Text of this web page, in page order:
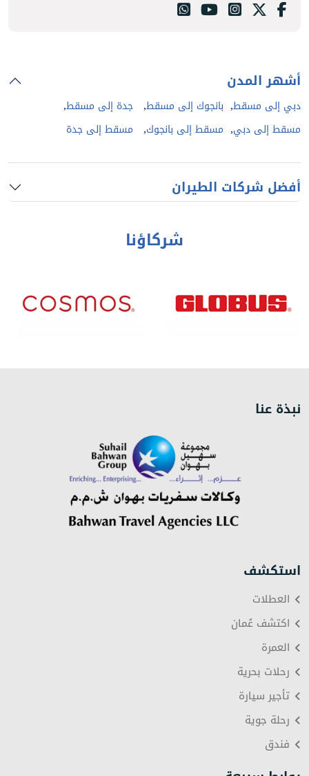
أشهر المدن
دبي إلى مسقط, بانجوك إلى مسقط, جدة إلى مسقط,
مسقط إلى دبي, مسقط إلى بانجوك, مسقط إلى جدة
أفضل شركات الطيران
شركاؤنا
نبذة عنا
استكشف
العطلات
اكتشف عُمان
العمرة
رحلات بحرية
تأجير سيارة
رحلة جوية
فندق